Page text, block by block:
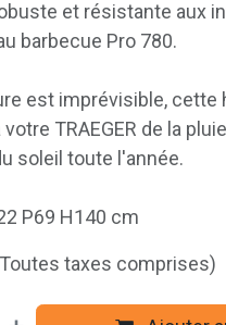
et résistante aux
barbecue Pro 780.
est imprévisible, cette
TRAEGER de la
soleil toute l'année.
P69 H140 cm
taxes comprises)